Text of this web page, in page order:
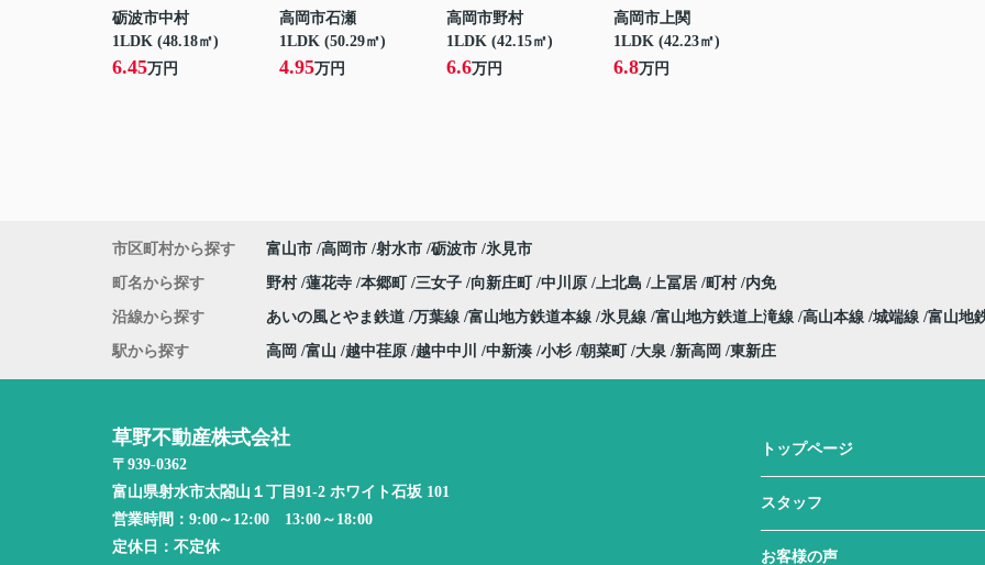
砺波市中村
1LDK (48.18㎡)
6.45万円
高岡市石瀬
1LDK (50.29㎡)
4.95万円
高岡市野村
1LDK (42.15㎡)
6.6万円
高岡市上関
1LDK (42.23㎡)
6.8万円
市区町村から探す 富山市 高岡市 射水市 砺波市 氷見市
町名から探す 野村 蓮花寺 本郷町 三女子 向新庄町 中川原 上北島 上冨居 町村 内免
沿線から探す あいの風とやま鉄道 万葉線 富山地方鉄道本線 氷見線 富山地方鉄道上滝線 高山本線 城端線 富山地
駅から探す 高岡 富山 越中荏原 越中中川 中新湊 小杉 朝菜町 大泉 新高岡 東新庄
草野不動産株式会社
〒939-0362
富山県射水市太閤山１丁目91-2 ホワイト石坂 101
営業時間： 9:00～12:00 13:00～18:00
定休日： 不定休
トップページ
スタッフ
お客様の声